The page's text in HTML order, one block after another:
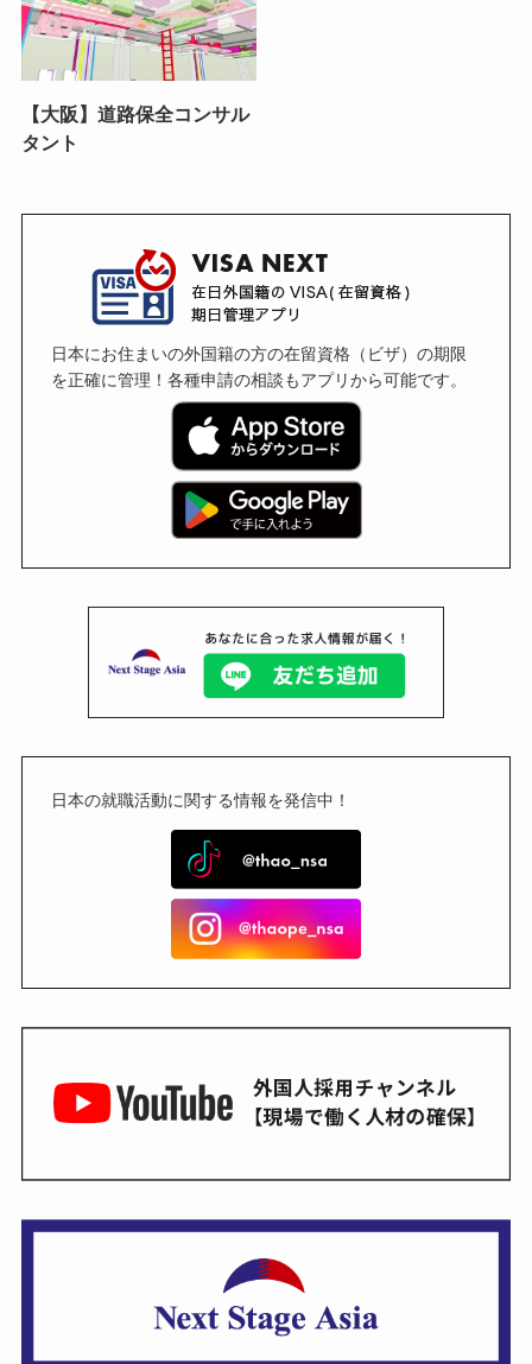
【大阪】道路保全コンサル
タント
日本にお住まいの外国籍の方の在留資格（ビザ）の期限
を正確に管理！各種申請の相談もアプリから可能です。
日本の就職活動に関する情報を発信中！